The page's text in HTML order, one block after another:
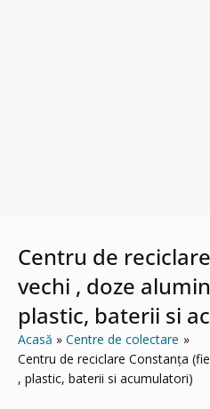
Centru de
vechi , doze
plastic, baterii si
Acasă
Centre de colectare
Centru de reciclare Constanța
, plastic, baterii si acumulatori)